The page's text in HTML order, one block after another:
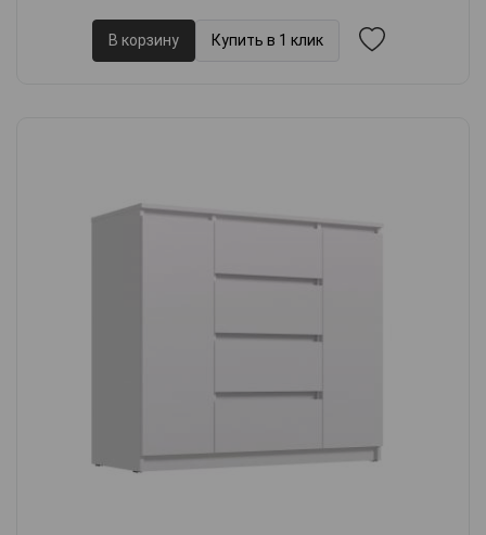
В корзину Купить в 1 клик